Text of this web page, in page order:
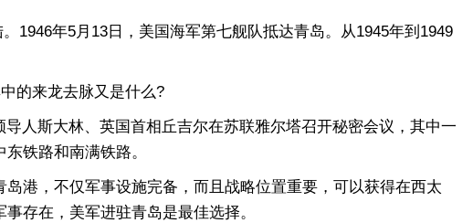
年5月13日，美国海军第七舰队抵达青岛。从1945年到1949
的来龙去脉又是什么?
人斯大林、英国首相丘吉尔在苏联雅尔塔召开秘密会议，其中一
铁路和南满铁路。
港，不仅军事设施完备，而且战略位置重要，可以获得在西太
存在，美军进驻青岛是最佳选择。